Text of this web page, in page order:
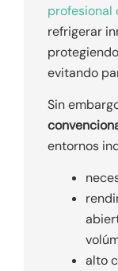
profesional
refrigerar
evitando
Sin
entornos
alto